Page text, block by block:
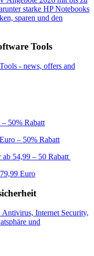
starke HP Notebooks
sparen und den
Tools
- news, offers and
50% Rabatt
– 50% Rabatt
54,99 – 50 Rabatt
Euro
Antivirus, Internet Security,
und